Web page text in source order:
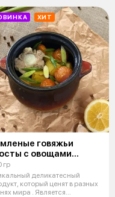
ХИТ
говяжьи
с овощами
бульоне
гр
деликатесный
который ценят в разных
мира . Является